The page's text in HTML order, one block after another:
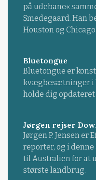
på udebane«
Smedegaard. Han
Houston og Chicago.
Bluetongue
Bluetongue er
kvægbesætninger i
holde dig
Jørgen rejser
Jørgen P. Jensen
reporter, og i
til Australien for at
største landbrug.